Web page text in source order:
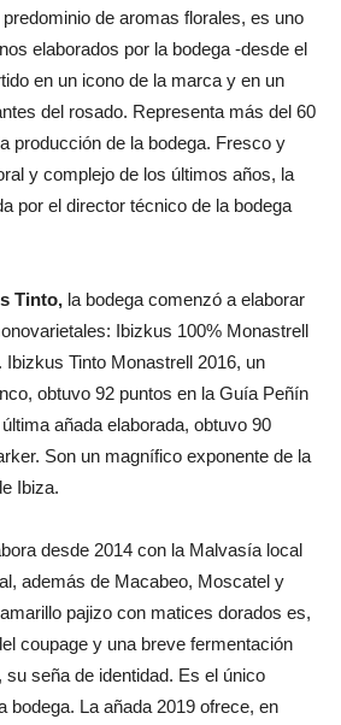
de aromas florales, es uno
elaborados por la bodega -desde el
en un icono de la marca y en un
del rosado. Representa más del 60
producción de la bodega. Fresco y
y complejo de los últimos años, la
por el director técnico de la bodega
Tinto, la bodega comenzó a elaborar
Ibizkus 100% Monastrell
Tinto Monastrell 2016, un
obtuvo 92 puntos en la Guía Peñín
añada elaborada, obtuvo 90
Son un magnífico exponente de la
Ibiza.
desde 2014 con la Malvasía local
además de Macabeo, Moscatel y
pajizo con matices dorados es,
coupage y una breve fermentación
seña de identidad. Es el único
bodega. La añada 2019 ofrece, en